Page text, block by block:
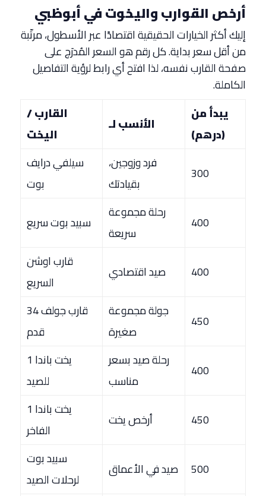
أرخص القوارب واليخوت في أبوظبي
إليك أكثر الخيارات الحقيقية اقتصادًا عبر الأسطول، مرتّبة
من أقل سعر بداية. كل رقم هو السعر المُدرَج على
صفحة القارب نفسه، لذا افتح أي رابط لرؤية التفاصيل
الكاملة.
يبدأ من
(درهم)
الأنسب لـ
القارب /
اليخت
300
فرد وزوجين،
بقيادتك
سيلفي درايف
بوت
400
رحلة مجموعة
سريعة
سبيد بوت سريع
400 صيد اقتصادي
قارب اوشن
السريع
450
جولة مجموعة
صغيرة
قارب جولف 34
قدم
400
رحلة صيد بسعر
مناسب
يخت باندا 1
للصيد
450
أرخص يخت
يخت باندا 1
الفاخر
500
صيد في الأعماق
سبيد بوت
لرحلات الصيد